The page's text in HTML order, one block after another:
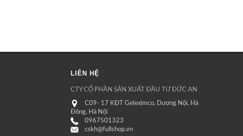
LIÊN HỆ
CTY CỔ PHẦN SẢN XUẤT ĐẦU TƯ ĐỨC AN
C09- 17 KĐT Geleximco, Dương Nội, Hà
Đông, Hà Nội
0967501323
cskh@fullshop.vn